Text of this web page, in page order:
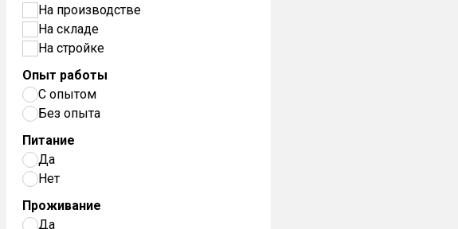
На производстве
На складе
На стройке
Опыт работы
С опытом
Без опыта
Питание
Да
Нет
Проживание
Да